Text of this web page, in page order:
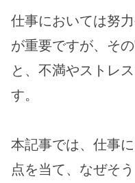
仕事においては努
が重要ですが、そ
と、不満やストレ
す。
本記事では、仕事
点を当て、なぜそ